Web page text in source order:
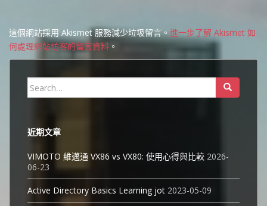
這個網站採用 Akismet 服務減少垃圾留言。進一步了解 Akismet 如
何處理網站訪客的留言資料 。
Search
for:
近期文章
VIMOTO 維邁通 VX86 vs VX80: 使用心得與比較 2026-
06-23
Active Directory Basics Learning jot 2023-05-09